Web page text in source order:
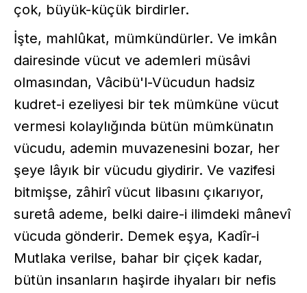
çok, büyük-küçük birdirler.
İşte, mahlûkat, mümkündürler. Ve imkân
dairesinde vücut ve ademleri müsâvi
olmasından, Vâcibü'l-Vücudun hadsiz
kudret-i ezeliyesi bir tek mümküne vücut
vermesi kolaylığında bütün mümkünatın
vücudu, ademin muvazenesini bozar, her
şeye lâyık bir vücudu giydirir. Ve vazifesi
bitmişse, zâhirî vücut libasını çıkarıyor,
suretâ ademe, belki daire-i ilimdeki mânevî
vücuda gönderir. Demek eşya, Kadîr-i
Mutlaka verilse, bahar bir çiçek kadar,
bütün insanların haşirde ihyaları bir nefis